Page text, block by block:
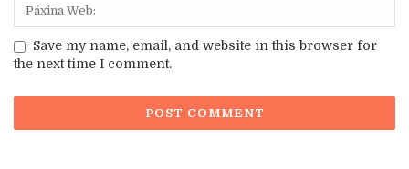
Save my name, email, and website in this browser for
the next time I comment.